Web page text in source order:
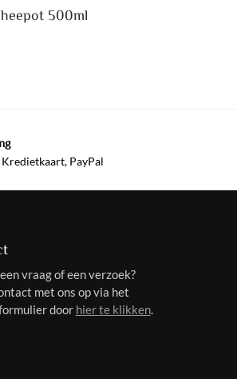
500ml
PayPal
vraag of een verzoek?
met ons op via het
door hier te klikken.